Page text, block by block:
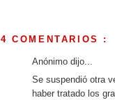
4 COMENTARIOS :
Anónimo dijo...
Se suspendió otra
haber tratado los